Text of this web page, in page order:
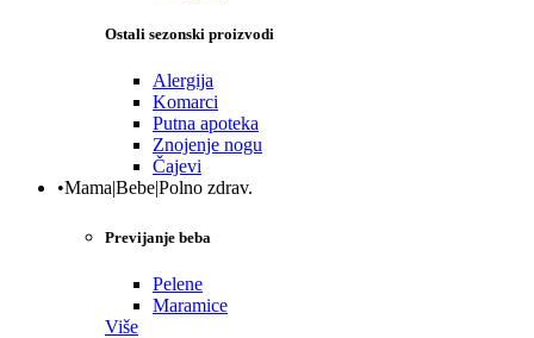
Ostali sezonski proizvodi
Alergija
Komarci
Putna apoteka
Znojenje nogu
Čajevi
•Mama|Bebe|Polno zdrav.
Previjanje beba
Pelene
Maramice
Više